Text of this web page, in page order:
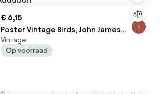
€ 6,15
Poster Vintage Birds, John James
Audubon
Vintage
Op voorraad